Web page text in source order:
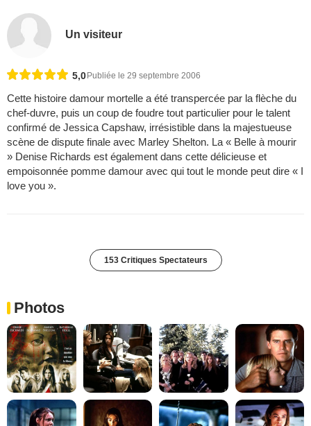
Un visiteur
5,0Publiée le 29 septembre 2006
Cette histoire damour mortelle a été transpercée par la flèche du
chef-duvre, puis un coup de foudre tout particulier pour le talent
confirmé de Jessica Capshaw, irrésistible dans la majestueuse
scène de dispute finale avec Marley Shelton. La « Belle à mourir
» Denise Richards est également dans cette délicieuse et
empoisonnée pomme damour avec qui tout le monde peut dire « I
love you ».
153 Critiques Spectateurs
Photos